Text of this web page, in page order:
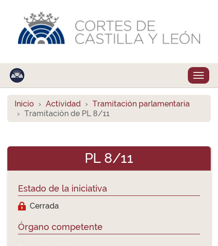
Inicio Actividad
Tramitación parlamentaria
Tramitación de PL 8/11
PL 8/11
Estado de la iniciativa
Cerrada
Órgano competente